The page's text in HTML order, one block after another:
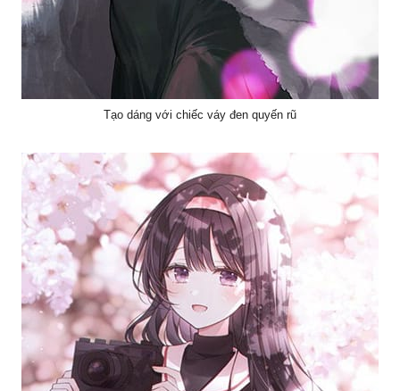
Tạo dáng với chiếc váy đen quyến rũ